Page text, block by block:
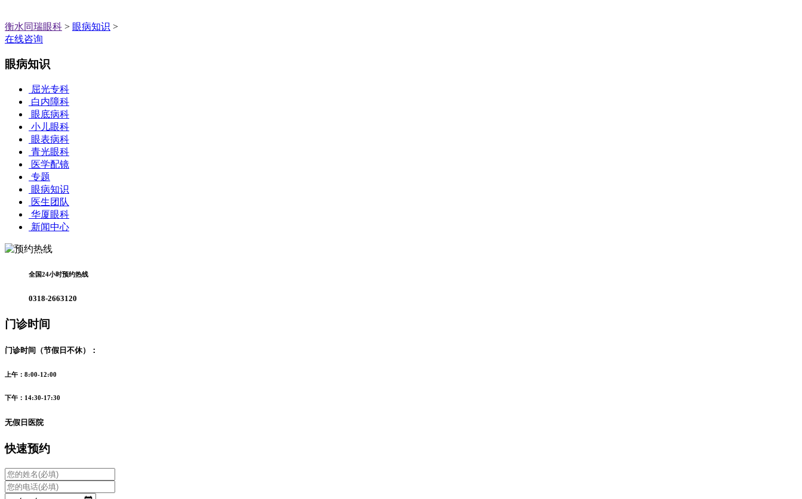
衡水同瑞眼科 > 眼病知识 >
在线咨询
眼病知识
屈光专科
白内障科
眼底病科
小儿眼科
眼表病科
青光眼科
医学配镜
专题
眼病知识
医生团队
华厦眼科
新闻中心
全国24小时预约热线
0318-2663120
门诊时间
门诊时间（节假日不休）：
上午：8:00-12:00
下午：14:30-17:30
无假日医院
快速预约